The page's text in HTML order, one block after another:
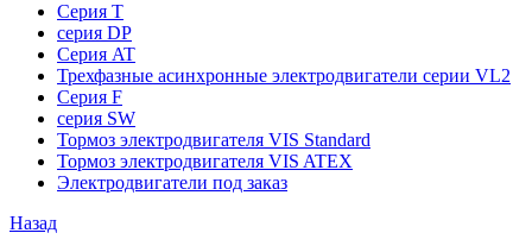
Серия T
серия DP
Серия AT
Трехфазные асинхронные электродвигатели серии VL2
Серия F
серия SW
Тормоз электродвигателя VIS Standard
Тормоз электродвигателя VIS ATEX
Электродвигатели под заказ
Назад